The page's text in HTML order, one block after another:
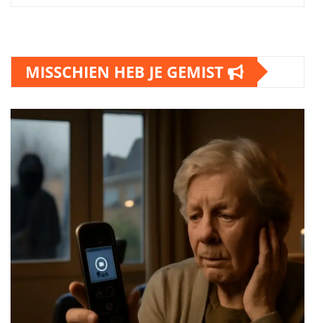
MISSCHIEN HEB JE GEMIST